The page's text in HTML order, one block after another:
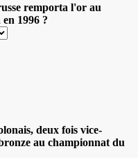
remporta l'or au
1996 ?
deux fois vice-
au championnat du